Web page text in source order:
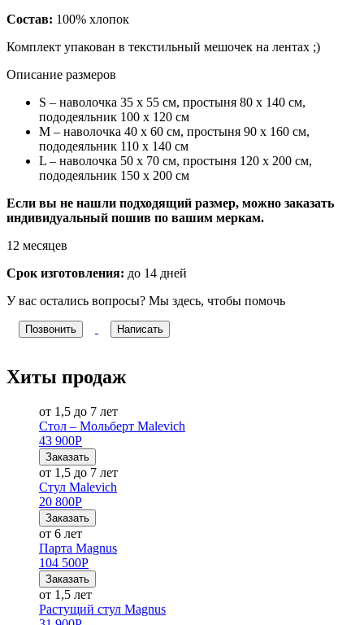
Состав: 100% хлопок
Комплект упакован в текстильный мешочек на лентах ;)
Описание размеров
S – наволочка 35 х 55 см, простыня 80 х 140 см,
пододеяльник 100 х 120 см
М – наволочка 40 х 60 см, простыня 90 х 160 см,
пододеяльник 110 х 140 см
L – наволочка 50 х 70 см, простыня 120 х 200 см,
пододеяльник 150 х 200 см
Если вы не нашли подходящий размер, можно заказать
индивидуальный пошив по вашим меркам.
12 месяцев
Срок изготовления: до 14 дней
У вас остались вопросы? Мы здесь, чтобы помочь
Позвонить Написать
Хиты продаж
от 1,5 до 7 лет
Стол – Мольберт Malevich
43 900Р
Заказать
от 1,5 до 7 лет
Стул Malevich
20 800Р
Заказать
от 6 лет
Парта Magnus
104 500Р
Заказать
от 1,5 лет
Растущий стул Magnus